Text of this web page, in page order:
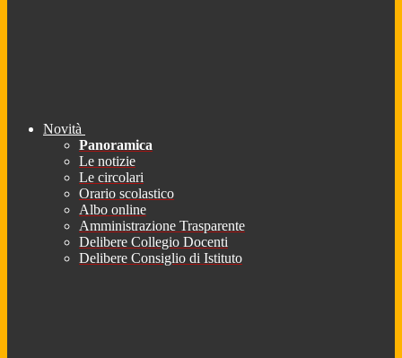
Novità
Panoramica
Le notizie
Le circolari
Orario scolastico
Albo online
Amministrazione Trasparente
Delibere Collegio Docenti
Delibere Consiglio di Istituto